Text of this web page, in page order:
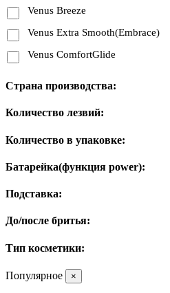
Venus Breeze
Venus Extra Smooth(Embrace)
Venus ComfortGlide
Страна производства:
Количество лезвий:
Количество в упаковке:
Батарейка(функция power):
Подставка:
До/после бритья:
Тип косметики:
Популярное ×